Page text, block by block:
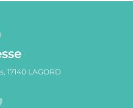
17140 LAGORD